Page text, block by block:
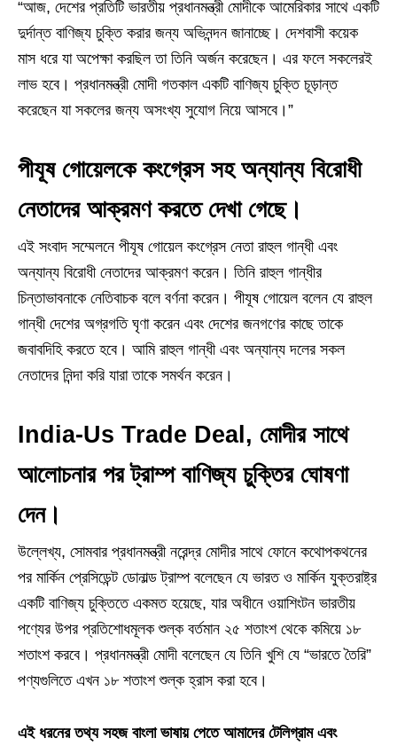
“আজ, দেশের প্রতিটি ভারতীয় প্রধানমন্ত্রী মোদীকে আমেরিকার সাথে একটি
দুর্দান্ত বাণিজ্য চুক্তি করার জন্য অভিনন্দন জানাচ্ছে। দেশবাসী কয়েক
মাস ধরে যা অপেক্ষা করছিল তা তিনি অর্জন করেছেন। এর ফলে সকলেরই
লাভ হবে। প্রধানমন্ত্রী মোদী গতকাল একটি বাণিজ্য চুক্তি চূড়ান্ত
করেছেন যা সকলের জন্য অসংখ্য সুযোগ নিয়ে আসবে।”
পীযূষ গোয়েলকে কংগ্রেস সহ অন্যান্য বিরোধী
নেতাদের আক্রমণ করতে দেখা গেছে।
এই সংবাদ সম্মেলনে পীযূষ গোয়েল কংগ্রেস নেতা রাহুল গান্ধী এবং
অন্যান্য বিরোধী নেতাদের আক্রমণ করেন। তিনি রাহুল গান্ধীর
চিন্তাভাবনাকে নেতিবাচক বলে বর্ণনা করেন। পীযূষ গোয়েল বলেন যে রাহুল
গান্ধী দেশের অগ্রগতি ঘৃণা করেন এবং দেশের জনগণের কাছে তাকে
জবাবদিহি করতে হবে। আমি রাহুল গান্ধী এবং অন্যান্য দলের সকল
নেতাদের নিন্দা করি যারা তাকে সমর্থন করেন।
India-Us Trade Deal, মোদীর সাথে
আলোচনার পর ট্রাম্প বাণিজ্য চুক্তির ঘোষণা
দেন।
উল্লেখ্য, সোমবার প্রধানমন্ত্রী নরেন্দ্র মোদীর সাথে ফোনে কথোপকথনের
পর মার্কিন প্রেসিডেন্ট ডোনাল্ড ট্রাম্প বলেছেন যে ভারত ও মার্কিন যুক্তরাষ্ট্র
একটি বাণিজ্য চুক্তিতে একমত হয়েছে, যার অধীনে ওয়াশিংটন ভারতীয়
পণ্যের উপর প্রতিশোধমূলক শুল্ক বর্তমান ২৫ শতাংশ থেকে কমিয়ে ১৮
শতাংশ করবে। প্রধানমন্ত্রী মোদী বলেছেন যে তিনি খুশি যে “ভারতে তৈরি”
পণ্যগুলিতে এখন ১৮ শতাংশ শুল্ক হ্রাস করা হবে।
এই ধরনের তথ্য সহজ বাংলা ভাষায় পেতে আমাদের টেলিগ্রাম এবং